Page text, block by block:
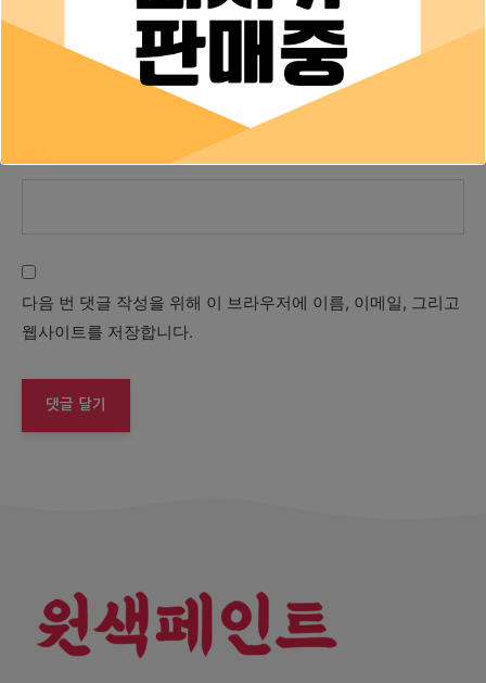
이메일
다음 번 댓글 작성을 위해 이 브라우저에 이름, 이메일, 그리고
웹사이트를 저장합니다.